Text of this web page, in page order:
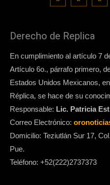
Derecho de Replica
En cumplimiento al artículo 7
Artículo 6o., párrafo primero,
Estados Unidos Mexicanos,
Réplica, se hace de su
Responsable: Lic. Patricia
Correo Electrónico:
Domicilio: Teziutlán Sur 17,
Pue.
Teléfono: +52(222)2737373